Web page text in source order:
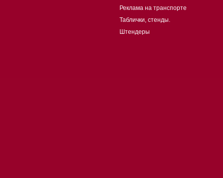
Реклама на транспорте
Таблички, стенды.
Штендеры